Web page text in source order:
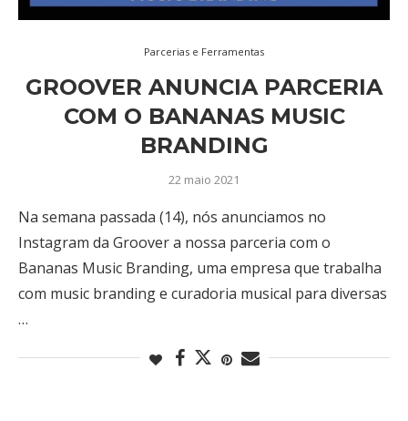
Parcerias e Ferramentas
GROOVER ANUNCIA PARCERIA
COM O BANANAS MUSIC
BRANDING
22 maio 2021
Na semana passada (14), nós anunciamos no
Instagram da Groover a nossa parceria com o
Bananas Music Branding, uma empresa que trabalha
com music branding e curadoria musical para diversas
…